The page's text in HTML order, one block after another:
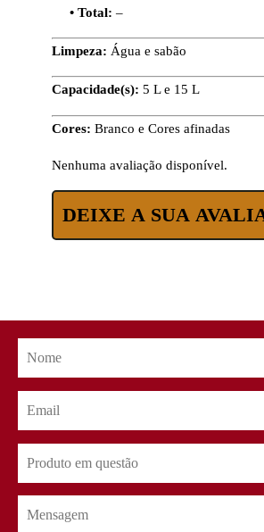
• Total: –
Limpeza: Água e sabão
Capacidade(s): 5 L e 15 L
Cores: Branco e Cores afinadas
Nenhuma avaliação disponível.
DEIXE A SUA